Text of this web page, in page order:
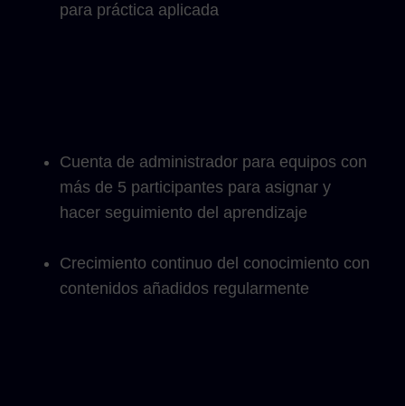
para práctica aplicada
Cuenta de administrador para equipos con
más de 5 participantes para asignar y
hacer seguimiento del aprendizaje
Crecimiento continuo del conocimiento con
contenidos añadidos regularmente